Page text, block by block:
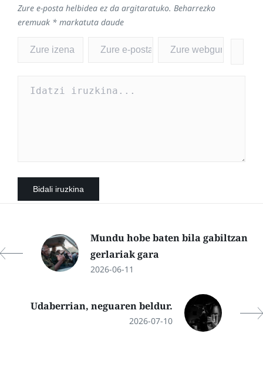
Zure e-posta helbidea ez da argitaratuko. Beharrezko
eremuak * markatuta daude
Mundu hobe baten bila gabiltzan
gerlariak gara
2026-06-11
Udaberrian, neguaren beldur.
2026-07-10